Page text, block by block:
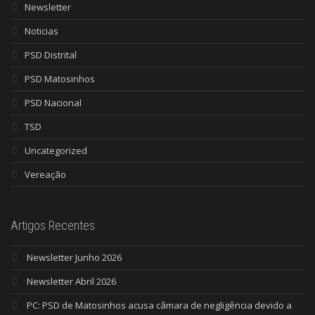
Newsletter
Noticias
PSD Distrital
PSD Matosinhos
PSD Nacional
TSD
Uncategorized
Vereação
Artigos Recentes
Newsletter Junho 2026
Newsletter Abril 2026
PC: PSD de Matosinhos acusa câmara de negligência devido a